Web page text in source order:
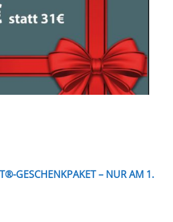
GESCHENKPAKET – NUR AM 1.